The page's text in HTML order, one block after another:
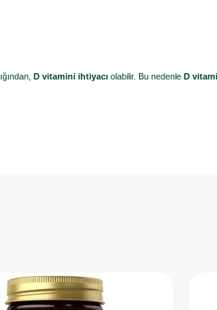
D vitamini ihtiyacı olabilir. Bu nedenle D